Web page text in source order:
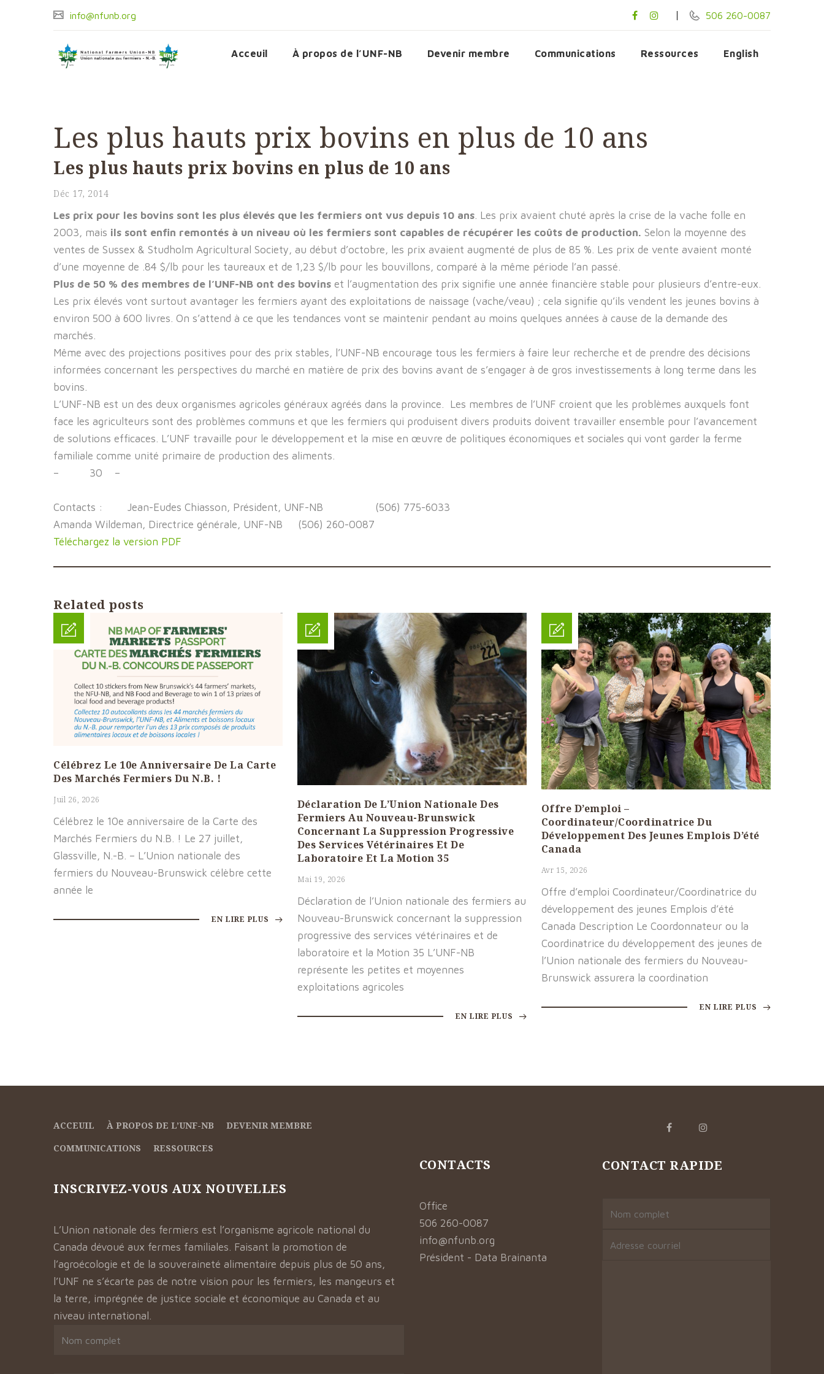
info@nfunb.org 506 260-0087
Acceuil À propos de l’UNF-NB Devenir membre Communications Ressources English
Les plus hauts prix bovins en plus de 10 ans
Les plus hauts prix bovins en plus de 10 ans
Déc 17, 2014
Les prix pour les bovins sont les plus élevés que les fermiers ont vus depuis 10 ans. Les prix avaient chuté après la crise de la vache folle en
2003, mais ils sont enfin remontés à un niveau où les fermiers sont capables de récupérer les coûts de production. Selon la moyenne des
ventes de Sussex & Studholm Agricultural Society, au début d’octobre, les prix avaient augmenté de plus de 85 %. Les prix de vente avaient monté
d’une moyenne de .84 $/lb pour les taureaux et de 1,23 $/lb pour les bouvillons, comparé à la même période l’an passé.
Plus de 50 % des membres de l’UNF-NB ont des bovins et l’augmentation des prix signifie une année financière stable pour plusieurs d’entre-eux.
Les prix élevés vont surtout avantager les fermiers ayant des exploitations de naissage (vache/veau) ; cela signifie qu’ils vendent les jeunes bovins à
environ 500 à 600 livres. On s’attend à ce que les tendances vont se maintenir pendant au moins quelques années à cause de la demande des
marchés.
Même avec des projections positives pour des prix stables, l’UNF-NB encourage tous les fermiers à faire leur recherche et de prendre des décisions
informées concernant les perspectives du marché en matière de prix des bovins avant de s’engager à de gros investissements à long terme dans les
bovins.
L’UNF-NB est un des deux organismes agricoles généraux agréés dans la province. Les membres de l’UNF croient que les problèmes auxquels font
face les agriculteurs sont des problèmes communs et que les fermiers qui produisent divers produits doivent travailler ensemble pour l’avancement
de solutions efficaces. L’UNF travaille pour le développement et la mise en œuvre de politiques économiques et sociales qui vont garder la ferme
familiale comme unité primaire de production des aliments.
– 30 –
Contacts : Jean-Eudes Chiasson, Président, UNF-NB (506) 775-6033
Amanda Wildeman, Directrice générale, UNF-NB (506) 260-0087
Téléchargez la version PDF
Related posts
Célébrez Le 10e Anniversaire De La Carte
Des Marchés Fermiers Du N.B. !
Juil 26, 2026
Célébrez le 10e anniversaire de la Carte des
Marchés Fermiers du N.B. ! Le 27 juillet,
Glassville, N.-B. – L’Union nationale des
fermiers du Nouveau-Brunswick célèbre cette
année le
EN LIRE PLUS
Déclaration De L’Union Nationale Des
Fermiers Au Nouveau-Brunswick
Concernant La Suppression Progressive
Des Services Vétérinaires Et De
Laboratoire Et La Motion 35
Mai 19, 2026
Déclaration de l’Union nationale des fermiers au
Nouveau-Brunswick concernant la suppression
progressive des services vétérinaires et de
laboratoire et la Motion 35 L’UNF-NB
représente les petites et moyennes
exploitations agricoles
EN LIRE PLUS
Offre D’emploi –
Coordinateur/Coordinatrice Du
Développement Des Jeunes Emplois D’été
Canada
Avr 15, 2026
Offre d’emploi Coordinateur/Coordinatrice du
développement des jeunes Emplois d’été
Canada Description Le Coordonnateur ou la
Coordinatrice du développement des jeunes de
l’Union nationale des fermiers du Nouveau-
Brunswick assurera la coordination
EN LIRE PLUS
ACCEUIL À PROPOS DE L’UNF-NB
DEVENIR MEMBRE
COMMUNICATIONS
RESSOURCES
INSCRIVEZ-VOUS AUX NOUVELLES
L’Union nationale des fermiers est l’organisme agricole national du
Canada dévoué aux fermes familiales. Faisant la promotion de
l’agroécologie et de la souveraineté alimentaire depuis plus de 50 ans,
l’UNF ne s’écarte pas de notre vision pour les fermiers, les mangeurs et
la terre, imprégnée de justice sociale et économique au Canada et au
niveau international.
CONTACTS
Office
506 260-0087
info@nfunb.org
Président - Data Brainanta
CONTACT RAPIDE